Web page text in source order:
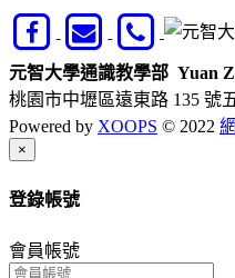
元智大學通識教學部 Yuan
桃園市中壢區遠東路 135 號
Powered by XOOPS © 2022
×
登錄帳號
會員帳號